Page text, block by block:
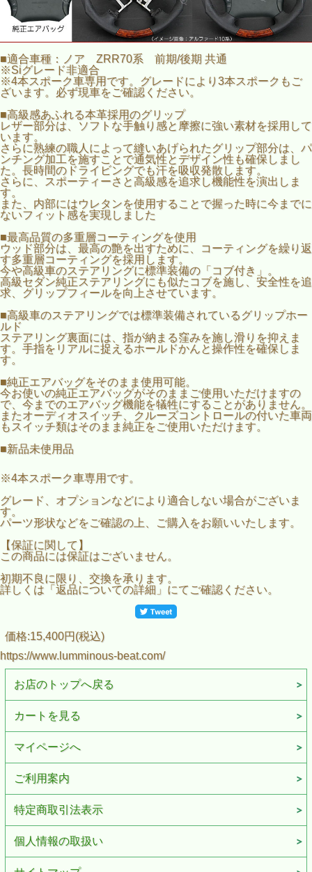
■適合車種：ノア ZRR70系 前期/後期 共通
※Siグレード非適合
※4本スポーク車専用です。グレードにより3本スポークもご
ざいます。必ず現車をご確認ください。
■高級感あふれる本革採用のグリップ
レザー部分は、ソフトな手触り感と摩擦に強い素材を採用して
います。
さらに熟練の職人によって縫いあげられたグリップ部分は、パ
ンチング加工を施すことで通気性とデザイン性も確保しまし
た。長時間のドライビングでも汗を吸収発散します。
さらに、スポーティーさと高級感を追求し機能性を演出しま
す。
また、内部にはウレタンを使用することで握った時に今までに
ないフィット感を実現しました
■最高品質の多重層コーティングを使用
ウッド部分は、最高の艶を出すために、コーティングを繰り返
す多重層コーティングを採用します。
今や高級車のステアリングに標準装備の「コブ付き」。
高級セダン純正ステアリングにも似たコブを施し、安全性を追
求、グリップフィールを向上させています。
■高級車のステアリングでは標準装備されているグリップホー
ルド
ステアリング裏面には、指が納まる窪みを施し滑りを抑えま
す。手指をリアルに捉えるホールドかんと操作性を確保しま
す。
■純正エアバッグをそのまま使用可能。
今お使いの純正エアバッグがそのままご使用いただけますの
で、今までのエアバッグ機能を犠牲にすることがありません。
またオーディオスイッチ、クルーズコントロールの付いた車両
もスイッチ類はそのまま純正をご使用いただけます。
■新品未使用品
※4本スポーク車専用です。
グレード、オプションなどにより適合しない場合がございま
す。
パーツ形状などをご確認の上、ご購入をお願いいたします。
【保証に関して】
この商品には保証はございません。
初期不良に限り、交換を承ります。
詳しくは「返品についての詳細」にてご確認ください。
価格:15,400円(税込)
https://www.lumminous-beat.com/
お店のトップへ戻る
カートを見る
マイページへ
ご利用案内
特定商取引法表示
個人情報の取扱い